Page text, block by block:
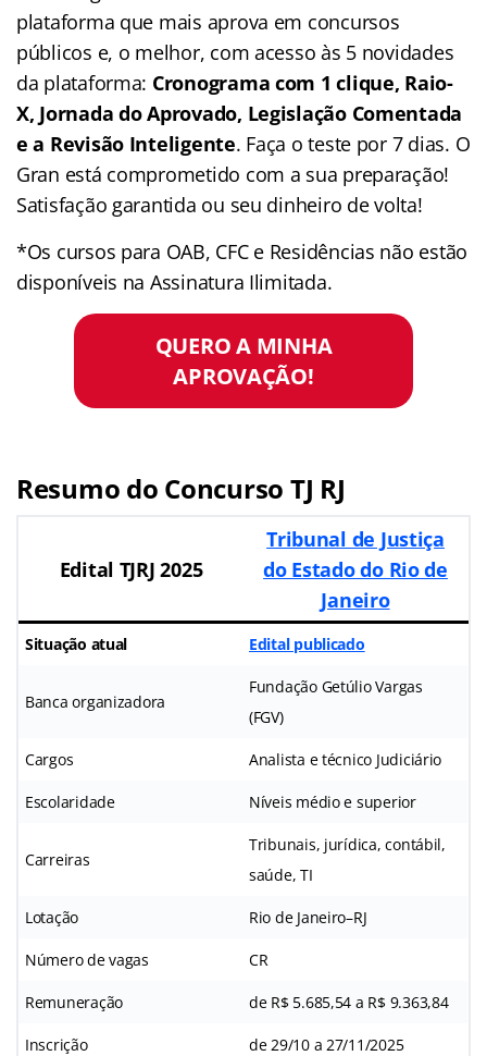
plataforma que mais aprova em concursos
públicos e, o melhor, com acesso às 5 novidades
da plataforma: Cronograma com 1 clique, Raio-
X, Jornada do Aprovado, Legislação Comentada
e a Revisão Inteligente. Faça o teste por 7 dias. O
Gran está comprometido com a sua preparação!
Satisfação garantida ou seu dinheiro de volta!
*Os cursos para OAB, CFC e Residências não estão
disponíveis na Assinatura Ilimitada.
QUERO A MINHA
APROVAÇÃO!
Resumo do Concurso TJ RJ
Edital TJRJ 2025
Tribunal de Justiça
do Estado do Rio de
Janeiro
Situação atual Edital publicado
Banca organizadora
Fundação Getúlio Vargas
(FGV)
Cargos Analista e técnico Judiciário
Escolaridade Níveis médio e superior
Carreiras
Tribunais, jurídica, contábil,
saúde, TI
Lotação Rio de Janeiro–RJ
Número de vagas CR
Remuneração de R$ 5.685,54 a R$ 9.363,84
Inscrição de 29/10 a 27/11/2025